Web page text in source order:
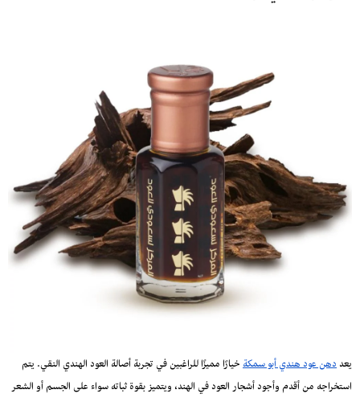
يعددهن عود هندي أبو سمكةخيارًا مميزًا للراغبين في تجربة أصالة العود الهندي النقي. يتم
استخراجه من أقدم وأجود أشجار العود في الهند، ويتميز بقوة ثباته سواء على الجسم أو الشعر